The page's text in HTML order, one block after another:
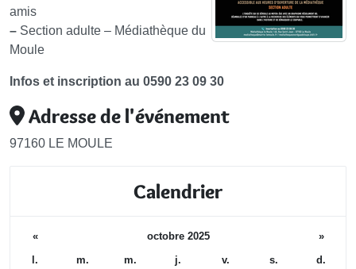
amis
– Section adulte – Médiathèque du
Moule
Infos et inscription au 0590 23 09 30
Adresse de l'événement
97160 LE MOULE
Calendrier
« octobre 2025
»
l.
m. m. j. v. s. d.